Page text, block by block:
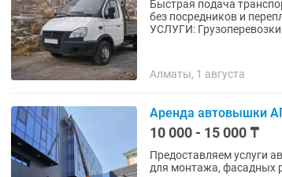
Быстрая подача
без посредников и
УСЛУГИ:
Алматы, 1 августа
Аренда автовышки
10 000 - 15 000 ₸
Предоставляем услуги
для монтажа, фасадных